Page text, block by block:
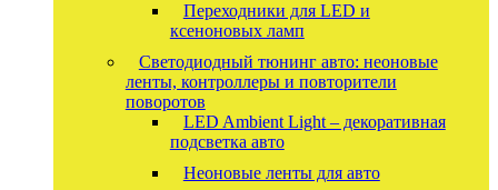
Переходники для LED и
ксеноновых ламп
Светодиодный тюнинг авто: неоновые
ленты, контроллеры и повторители
поворотов
LED Ambient Light – декоративная
подсветка авто
Неоновые ленты для авто